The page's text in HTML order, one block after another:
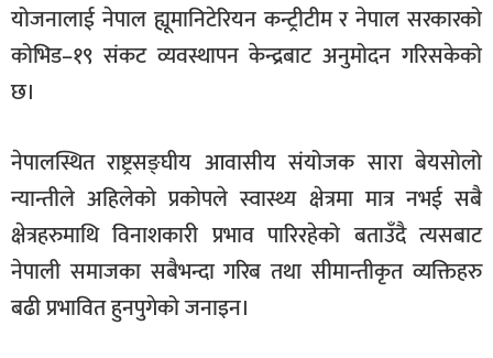
समाज
स्वास्थ्य
योजनालाई नेपाल ह्यूमानिटेरियन कन्ट्रीटीम र नेपाल सरकारको
कोभिड–१९ संकट व्यवस्थापन केन्द्रबाट अनुमोदन गरिसकेको
छ।
नेपालस्थित राष्ट्रसङ्घीय आवासीय संयोजक सारा बेयसोलो
न्यान्तीले अहिलेको प्रकोपले स्वास्थ्य क्षेत्रमा मात्र नभई सबै
क्षेत्रहरुमाथि विनाशकारी प्रभाव पारिरहेको बताउँदै त्यसबाट
नेपाली समाजका सबैभन्दा गरिब तथा सीमान्तीकृत व्यक्तिहरु
बढी प्रभावित हुनपुगेको जनाइन।